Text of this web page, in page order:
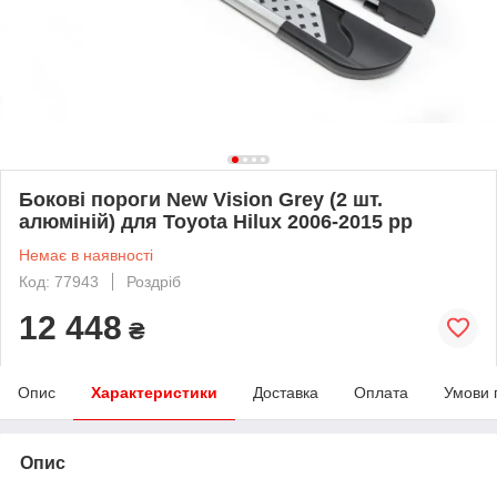
Бокові пороги New Vision Grey (2 шт.
алюміній) для Toyota Hilux 2006-2015 рр
Немає в наявності
Код: 77943
Роздріб
12 448 ₴
Опис Характеристики Доставка Оплата Умови
Опис